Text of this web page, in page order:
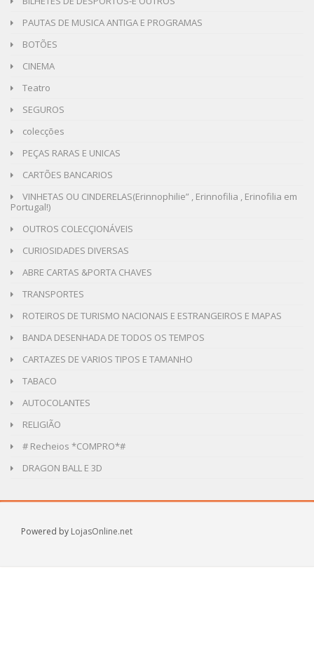
PAUTAS DE MUSICA ANTIGA E PROGRAMAS
BOTÕES
CINEMA
Teatro
SEGUROS
colecções
PEÇAS RARAS E UNICAS
CARTÕES BANCARIOS
VINHETAS OU CINDERELAS(Erinnophilie” , Erinnofilia , Erinofilia em
Portugal!)
OUTROS COLECÇIONÁVEIS
CURIOSIDADES DIVERSAS
ABRE CARTAS &PORTA CHAVES
TRANSPORTES
ROTEIROS DE TURISMO NACIONAIS E ESTRANGEIROS E MAPAS
BANDA DESENHADA DE TODOS OS TEMPOS
CARTAZES DE VARIOS TIPOS E TAMANHO
TABACO
AUTOCOLANTES
RELIGIÃO
# Recheios *COMPRO*#
DRAGON BALL E 3D
Powered by LojasOnline.net